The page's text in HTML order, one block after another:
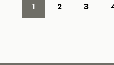
1 2 3